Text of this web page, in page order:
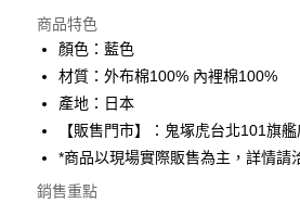
LINE Pay
Apple Pay
ATM付款
運送方式
商品特色
顏色：藍色
材質：外布棉100% 內裡棉100%
產地：日本
【販售門市】：鬼塚虎台北101旗
*商品以現場實際販售為主，詳情請
銷售重點